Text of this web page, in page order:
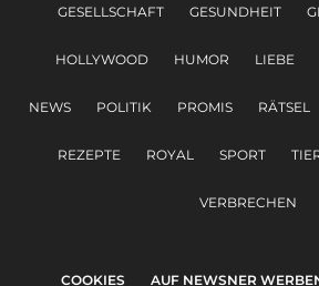
GESELLSCHAFT GESUNDHEIT
HOLLYWOOD HUMOR LIEBE
NEWS POLITIK PROMIS RÄTSEL
REZEPTE ROYAL SPORT
VERBRECHEN
COOKIES AUF NEWSNER